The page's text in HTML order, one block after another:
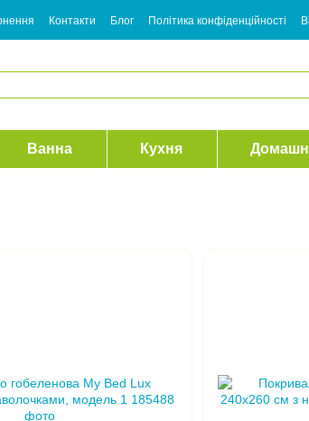
Контакти Блог Політика конфіденційності
Ванна Кухня